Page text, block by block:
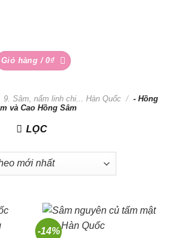
Giỏ hàng /0₫
9. Sâm, nấm linh chi... Hàn Quốc / - Hồng
và Cao Hồng Sâm
LỌC
-14%